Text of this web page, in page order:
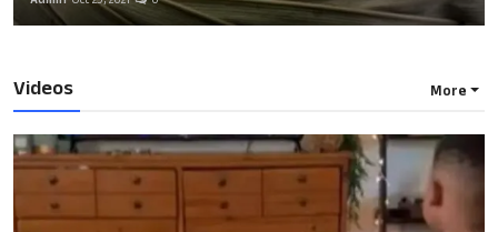
Videos More